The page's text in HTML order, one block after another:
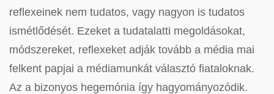
reflexeinek nem tudatos, vagy nagyon is tudatos
ismétlődését. Ezeket a tudatalatti megoldásokat,
módszereket, reflexeket adják tovább a média mai
felkent papjai a médiamunkát választó fiataloknak.
Az a bizonyos hegemónia így hagyományozódik.